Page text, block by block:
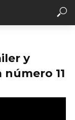
y
11